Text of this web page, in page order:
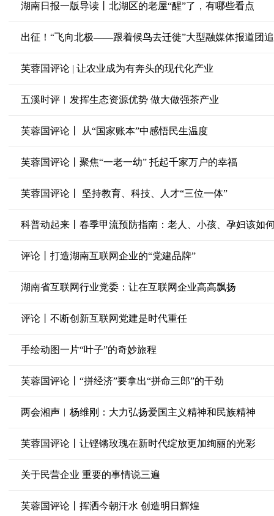
湖南日报一版导读丨北湖区的老屋“醒”了，有哪些看点
出征！“飞向北极——跟着候鸟去迁徙”大型融媒体报道团
芙蓉国评论 | 让农业成为有奔头的现代化产业
五溪时评︱发挥生态资源优势 做大做强茶产业
芙蓉国评论丨 从“国家账本”中感悟民生温度
芙蓉国评论丨聚焦“一老一幼” 托起千家万户的幸福
芙蓉国评论丨 坚持教育、科技、人才“三位一体”
科普动起来丨春季甲流预防指南：老人、小孩、孕妇该如
评论丨打造湖南互联网企业的“党建品牌”
湖南省互联网行业党委：让在互联网企业高高飘扬
评论丨不断创新互联网党建是时代重任
手绘动图一片“叶子”的奇妙旅程
芙蓉国评论丨“拼经济”要拿出“拼命三郎”的干劲
两会湘声︱杨维刚：大力弘扬爱国主义精神和民族精神
芙蓉国评论丨让铿锵玫瑰在新时代绽放更加绚丽的光彩
关于民营企业 重要的事情说三遍
芙蓉国评论丨挥洒今朝汗水 创造明日辉煌